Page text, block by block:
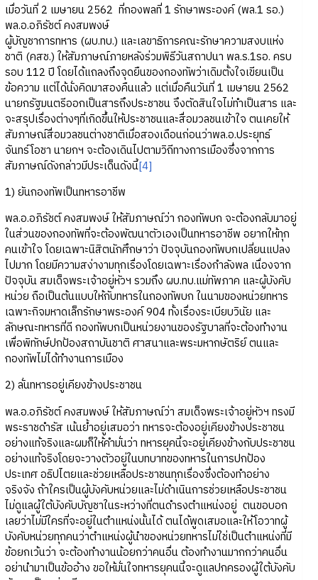
เมื่อวันที่ 2 เมษายน 2562 ที่กองพลที่ 1 รักษาพระองค์ (พล.1 รอ.)
พล.อ.อภิรัชต์ คงสมพงษ์
ผู้บัญชาการทหาร (ผบ.ทบ.) และเลขาธิการคณะรักษาความสงบแห่ง
ชาติ (คสช.) ให้สัมภาษณ์ภายหลังร่วมพิธีวันสถาปนา พล.ร.1รอ. ครบ
รอบ 112 ปี โดยได้แถลงถึงจุดยืนของกองทัพว่าเดิมตั้งใจเขียนเป็น
ข้อความ แต่ได้นั่งคิดมาสองคืนแล้ว แต่เมื่อคืนวันที่ 1 เมษายน 2562
นายกรัฐมนตรีออกเป็นสารถึงประชาชน จึงตัดสินใจไม่ทำเป็นสาร และ
จะสรุปเรื่องต่างๆที่เกิดขึ้นให้ประชาชนและสื่อมวลชนเข้าใจ ตนเคยให้
สัมภาษณ์สื่อมวลชนต่างชาติเมื่อสองเดือนก่อนว่าพล.อ.ประยุทธ์
จันทร์โอชา นายกฯ จะต้องเดินไปตามวิถีทางการเมืองซึ่งจากการ
สัมภาษณ์ดังกล่าวมีประเด็นดังนี้[4]
1) ยันกองทัพเป็นทหารอาชีพ
พล.อ.อภิรัชต์ คงสมพงษ์ ให้สัมภาษณ์ว่า กองทัพบก จะต้องกลับมาอยู่
ในส่วนของกองทัพที่จะต้องพัฒนาตัวเองเป็นทหารอาชีพ อยากให้ทุก
คนเข้าใจ โดยเฉพาะนิสิตนักศึกษาว่า ปัจจุบันกองทัพบกเปลี่ยนแปลง
ไปมาก โดยมีความสง่างามทุกเรื่องโดยเฉพาะเรื่องกำลังพล เนื่องจาก
ปัจจุบัน สมเด็จพระเจ้าอยู่หัวฯ รวมถึง ผบ.ทบ.แม่ทัพภาค และผู้บังคับ
หน่วย ถือเป็นต้นแบบให้กับทหารในกองทัพบก ในนามของหน่วยทหาร
เฉพาะกิจมหาดเล็กรักษาพระองค์ 904 ทั้งเรื่องระเบียบวินัย และ
ลักษณะทหารที่ดี กองทัพบกเป็นหน่วยงานของรัฐบาลที่จะต้องทำงาน
เพื่อพิทักษ์ปกป้องสถาบันชาติ ศาสนาและพระมหากษัตริย์ ตนและ
กองทัพไม่ได้ทำงานการเมือง
2) ลั่นทหารอยู่เคียงข้างประชาชน
พล.อ.อภิรัชต์ คงสมพงษ์ ให้สัมภาษณ์ว่า สมเด็จพระเจ้าอยู่หัวฯ ทรงมี
พระราชดำรัส เน้นย้ำอยู่เสมอว่า ทหารจะต้องอยู่เคียงข้างประชาชน
อย่างแท้จริงและผมก็ให้คำมั่นว่า ทหารยุคนี้จะอยู่เคียงข้างกับประชาชน
อย่างแท้จริงโดยจะวางตัวอยู่ในบทบาทของทหารในการปกป้อง
ประเทศ อธิปไตยและช่วยเหลือประชาชนทุกเรื่องซึ่งต้องทำอย่าง
จริงจัง ถ้าใครเป็นผู้บังคับหน่วยและไม่ดำเนินการช่วยเหลือประชาชน
ไม่ดูแลผู้ใต้บังคับบัญชาในระหว่างที่ตนดำรงตำแหน่งอยู่ ตนขอบอก
เลยว่าไม่มีใครที่จะอยู่ในตำแหน่งนั้นได้ ตนได้พูดเสมอและให้โอวาทผู้
บังคับหน่วยทุกคนว่าตำแหน่งผู้นำของหน่วยทหารไม่ใช่เป็นตำแหน่งที่มี
ข้อยกเว้นว่า จะต้องทำงานน้อยกว่าคนอื่น ต้องทำงานมากกว่าคนอื่น
อย่านำมาเป็นข้ออ้าง ขอให้มั่นใจทหารยุคนนี้จะดูแลปกครองผู้ใต้บังคับ